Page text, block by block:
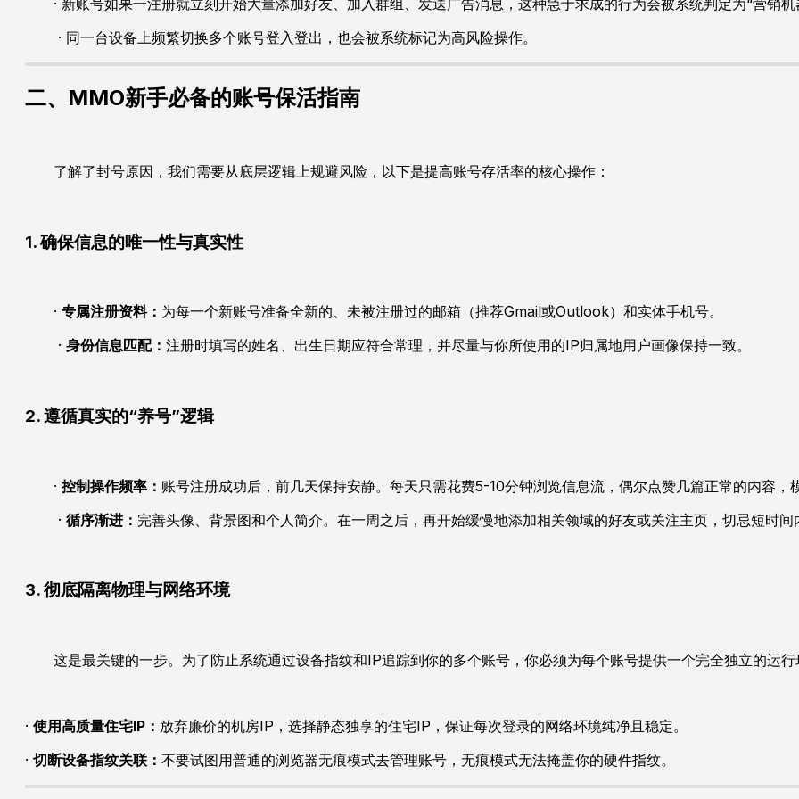
· 新账号如果一注册就立刻开始大量添加好友、加入群组、发送广告消息，这种急于求成的行为会被系统判定为“营销机
· 同一台设备上频繁切换多个账号登入登出，也会被系统标记为高风险操作。
二、MMO新手必备的账号保活指南
了解了封号原因，我们需要从底层逻辑上规避风险，以下是提高账号存活率的核心操作：
1. 确保信息的唯一性与真实性
· 专属注册资料： 为每一个新账号准备全新的、未被注册过的邮箱（推荐Gmail或Outlook）和实体手机号。
· 身份信息匹配： 注册时填写的姓名、出生日期应符合常理，并尽量与你所使用的IP归属地用户画像保持一致。
2. 遵循真实的“养号”逻辑
· 控制操作频率： 账号注册成功后，前几天保持安静。每天只需花费5-10分钟浏览信息流，偶尔点赞几篇正常的内容，
· 循序渐进： 完善头像、背景图和个人简介。在一周之后，再开始缓慢地添加相关领域的好友或关注主页，切忌短时间
3. 彻底隔离物理与网络环境
这是最关键的一步。为了防止系统通过设备指纹和IP追踪到你的多个账号，你必须为每个账号提供一个完全独立的运行
· 使用高质量住宅IP： 放弃廉价的机房IP，选择静态独享的住宅IP，保证每次登录的网络环境纯净且稳定。
· 切断设备指纹关联： 不要试图用普通的浏览器无痕模式去管理账号，无痕模式无法掩盖你的硬件指纹。